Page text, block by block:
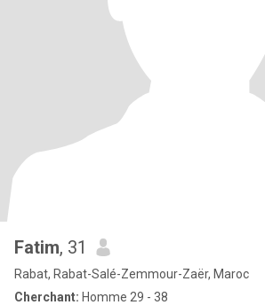
Fatim, 31
Rabat, Rabat-Salé-Zemmour-Zaër, Maroc
Cherchant: Homme 29 - 38